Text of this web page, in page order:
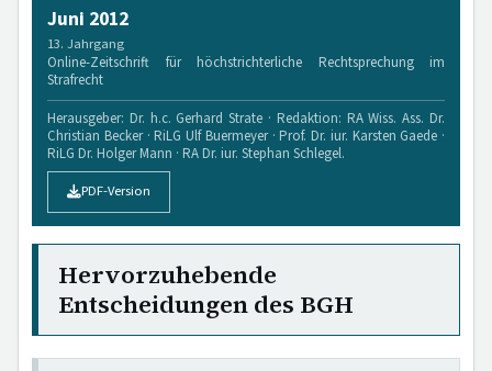
Juni 2012
13. Jahrgang
Online-Zeitschrift für höchstrichterliche Rechtsprechung im
Strafrecht
Herausgeber: Dr. h.c. Gerhard Strate · Redaktion: RA Wiss. Ass. Dr.
Christian Becker · RiLG Ulf Buermeyer · Prof. Dr. iur. Karsten Gaede ·
RiLG Dr. Holger Mann · RA Dr. iur. Stephan Schlegel.
PDF-Version
Hervorzuhebende
Entscheidungen des BGH